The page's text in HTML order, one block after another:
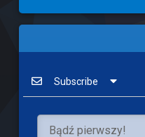
Subscribe